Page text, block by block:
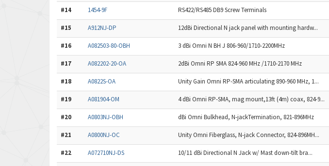
#14 1454-9F RS422/RS485 DB9 Screw Terminals
#15 A912NJ-DP 12dBi Directional N jack panel with mounting hardw...
#16 A082503-80-OBH 3 dBi Omni N BH J 806-960/1710-2200MHz
#17 A082202-20-OA 2dBi Omni RP SMA 824-960 MHz /1710-2170 MHz
#18 A0822S-OA Unity Gain Omni RP-SMA articulating 890-960 MHz, 1...
#19 A081904-OM 4 dBi Omni RP-SMA, mag mount,13ft (4m) coax, 824-9...
#20 A0803NJ-OBH dBi Omni Bulkhead, N-jackTermination, 821-896MHz
#21 A0800NJ-OC Unity Omni Fiberglass, N-jack Connector, 824-896MH...
#22 A072710NJ-DS 10/11 dBi Directional N Jack w/ Mast down-tilt bra...